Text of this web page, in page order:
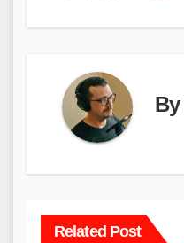
By
Related Post